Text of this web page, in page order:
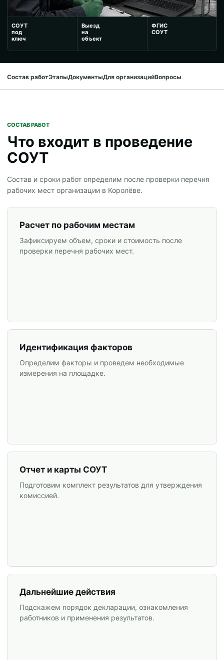
СОУТ
под
ключ
Выезд
на
объект
ФГИС
СОУТ
Состав работЭтапыДокументыДля организацийВопросы
СОСТАВ РАБОТ
Что входит в проведение
СОУТ
Состав и сроки работ определим после проверки перечня
рабочих мест организации в Королёве.
Расчет по рабочим местам
Зафиксируем объем, сроки и стоимость после
проверки перечня рабочих мест.
Идентификация факторов
Определим факторы и проведем необходимые
измерения на площадке.
Отчет и карты СОУТ
Подготовим комплект результатов для утверждения
комиссией.
Дальнейшие действия
Подскажем порядок декларации, ознакомления
работников и применения результатов.